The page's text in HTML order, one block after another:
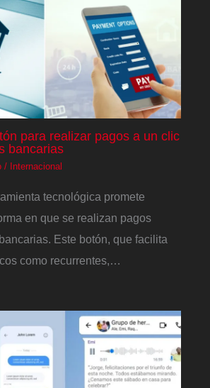
para realizar pagos a un clic
bancarias
/ Internacional
tecnológica promete
en que se realizan pagos
Este botón, que facilita
como recurrentes,…